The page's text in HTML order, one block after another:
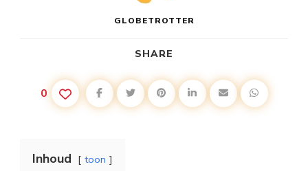
GLOBETROTTER
SHARE
0
Inhoud toon